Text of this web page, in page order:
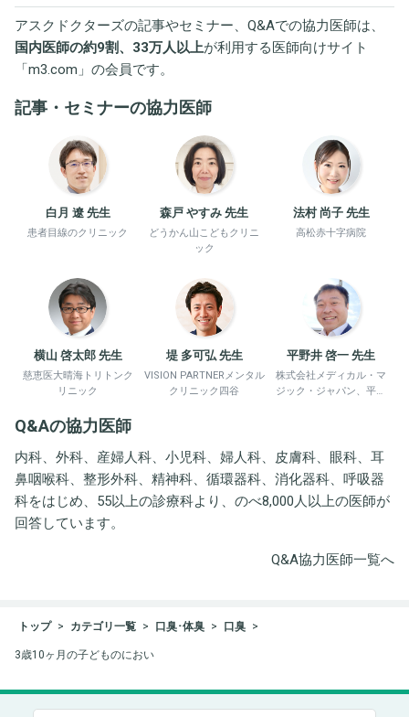
アスクドクターズの記事やセミナー、Q&Aでの協力医師は、
国内医師の約9割、33万人以上が利用する医師向けサイト
「m3.com 」の会員です。
記事・セミナーの協力医師
白月 遼 先生
患者目線のクリニック
森戸 やすみ 先生
どうかん山こどもクリニ
ック
法村 尚子 先生
高松赤十字病院
横山 啓太郎 先生
慈恵医大晴海トリトンク
リニック
堤 多可弘 先生
VISION PARTNERメンタル
クリニック四谷
平野井 啓一 先生
株式会社メディカル・マ
ジック・ジャパン、平野
Q&Aの協力医師
内科、外科、産婦人科、小児科、婦人科、皮膚科、眼科、耳
鼻咽喉科、整形外科、精神科、循環器科、消化器科、呼吸器
科をはじめ、55以上の診療科より、のべ8,000人以上の医師が
回答しています。
Q&A協力医師一覧へ
トップ カテゴリ一覧 口臭･体臭 口臭
3歳10ヶ月の子どものにおい